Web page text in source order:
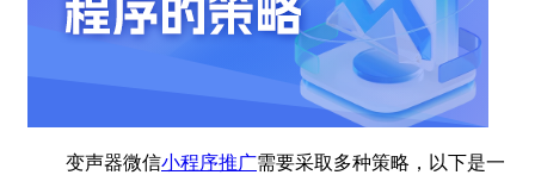
变声器微信小程序推广需要采取多种策略，以下是一